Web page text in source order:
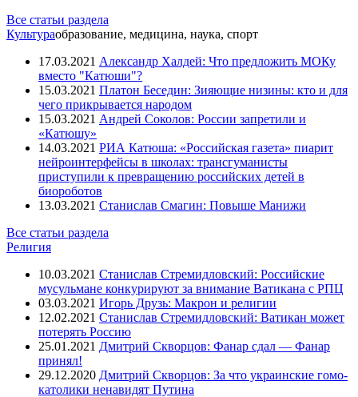
Все статьи раздела
Культураобразование, медицина, наука, спорт
17.03.2021 Александр Халдей: Что предложить МОКу
вместо "Катюши"?
15.03.2021 Платон Беседин: Зияющие низины: кто и для
чего прикрывается народом
15.03.2021 Андрей Соколов: России запретили и
«Катюшу»
14.03.2021 РИА Катюша: «Российская газета» пиарит
нейроинтерфейсы в школах: трансгуманисты
приступили к превращению российских детей в
биороботов
13.03.2021 Станислав Смагин: Повыше Манижи
Все статьи раздела
Религия
10.03.2021 Станислав Стремидловский: Российские
мусульмане конкурируют за внимание Ватикана с РПЦ
03.03.2021 Игорь Друзь: Макрон и религии
12.02.2021 Станислав Стремидловский: Ватикан может
потерять Россию
25.01.2021 Дмитрий Скворцов: Фанар сдал — Фанар
принял!
29.12.2020 Дмитрий Скворцов: За что украинские гомо-
католики ненавидят Путина